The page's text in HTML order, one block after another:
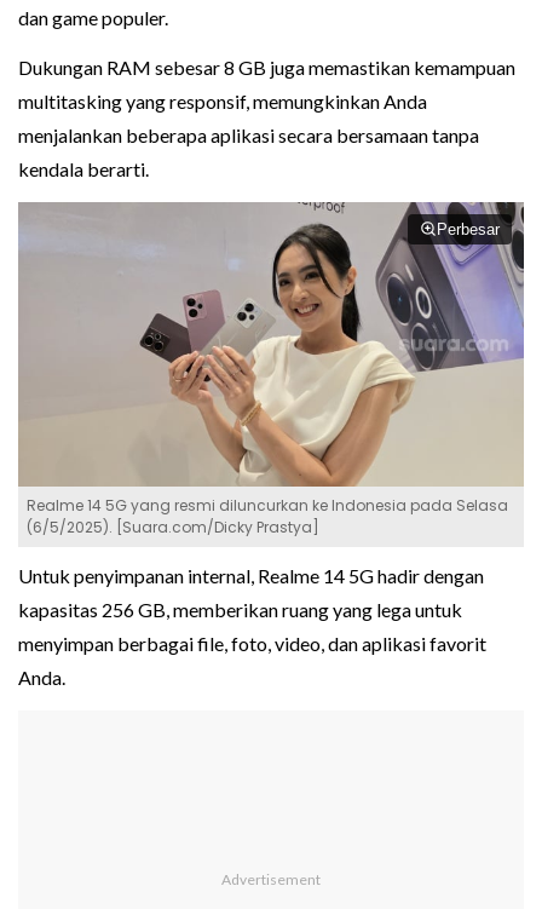
dan game populer.
Dukungan RAM sebesar 8 GB juga memastikan kemampuan
multitasking yang responsif, memungkinkan Anda
menjalankan beberapa aplikasi secara bersamaan tanpa
kendala berarti.
Perbesar
Realme 14 5G yang resmi diluncurkan ke Indonesia pada Selasa
(6/5/2025). [Suara.com/Dicky Prastya]
Untuk penyimpanan internal, Realme 14 5G hadir dengan
kapasitas 256 GB, memberikan ruang yang lega untuk
menyimpan berbagai file, foto, video, dan aplikasi favorit
Anda.